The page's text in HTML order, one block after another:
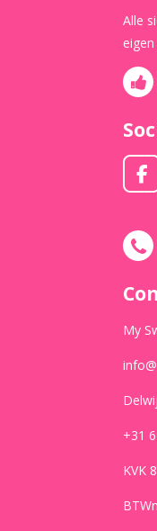
Alle
F
a
e
b
o
k
My
+31
KVK